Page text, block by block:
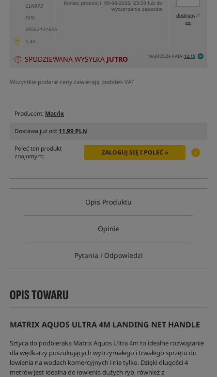
GLN073
EAN:
5056212165599
3,48
Koniec promocji: 09-08-2026, 23:59 lub do
wyczerpania zapasów
dostępny: 1
szt.
NAJNIŻSZA RATA:12.15
SPODZIEWANA WYSYŁKA JUTRO
Wszystkie podane ceny zawierają podatek VAT
Producent: Matrix
Dostawa już od: 11.99 PLN
Poleć ten produkt
znajomym:
ZALOGUJ SIĘ I POLEĆ »
Opis Produktu
Opinie
Pytania i Odpowiedzi
OPIS TOWARU
MATRIX AQUOS ULTRA 4M LANDING NET HANDLE
Sztyca do podbieraka Matrix Aquos Ultra 4m to idealne rozwiązanie
dla wędkarzy poszukujących wytrzymałego i trwałego sprzętu do
łowienia na wodach komercyjnych i nie tylko. Dzięki długości 4
metrów jest idealna do łowienia dużych ryb, również z